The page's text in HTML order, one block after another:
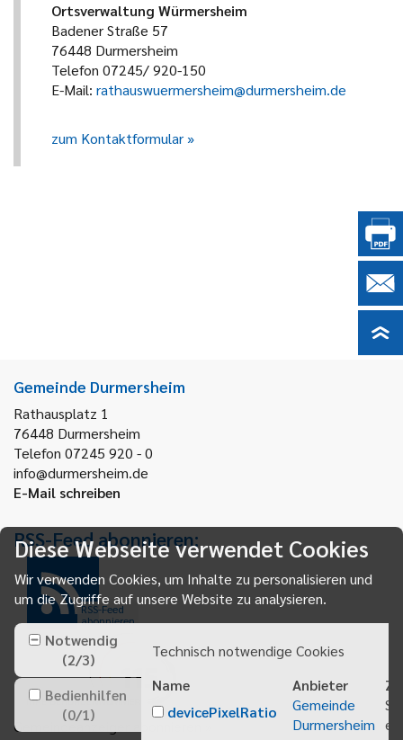
Ortsverwaltung Würmersheim
Badener Straße 57
76448 Durmersheim
Telefon 07245/ 920-150
E-Mail: rathauswuermersheim@durmersheim.de
zum Kontaktformular
Gemeinde Durmersheim
Rathausplatz 1
76448 Durmersheim
Telefon 07245 920 - 0
info@durmersheim.de
E-Mail schreiben
RSS-Feed abonnieren:
RSS-Feed
abonnieren
Gemeindeanzeiger abonnieren
Diese Webseite verwendet Cookies
Wir verwenden Cookies, um Inhalte zu personalisieren und
um die Zugriffe auf unsere Website zu analysieren.
Notwendig
(2/3)
Bedienhilfen
(0/1)
Technisch notwendige Cookies
Name
Anbieter
devicePixelRatio
Gemeinde
Durmersheim